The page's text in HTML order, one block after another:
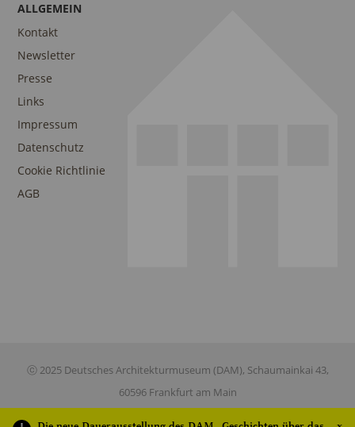
ALLGEMEIN
Kontakt
Newsletter
Presse
Links
Impressum
Datenschutz
Cookie Richtlinie
AGB
ⓒ 2025 Deutsches Architekturmuseum (DAM), Schaumainkai 43,
60596 Frankfurt am Main